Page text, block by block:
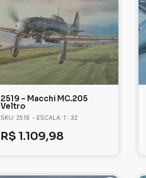
2519 – Macchi MC.205
Veltro
SKU: 2519 - ESCALA: 1 : 32
R$ 1.109,98